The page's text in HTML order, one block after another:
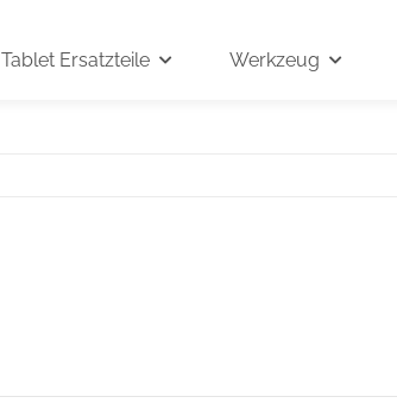
Tablet Ersatzteile Werkzeug